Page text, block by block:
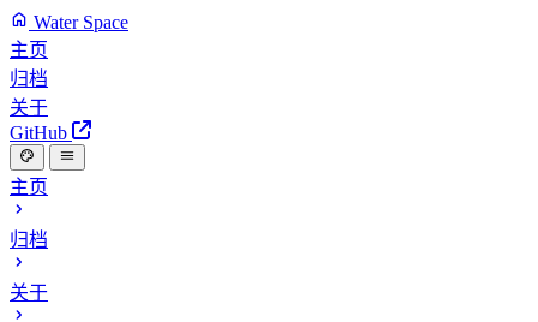
Water Space
主页
归档
关于
GitHub
主页
归档
关于